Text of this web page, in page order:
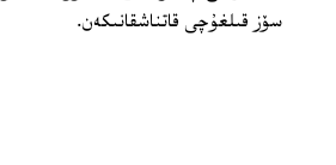
سۆز قىلغۇچى قاتناشقانىكەن.